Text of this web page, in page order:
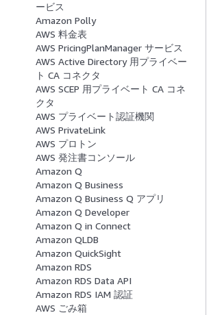
ービス
Amazon Polly
AWS 料金表
AWS PricingPlanManager サービス
AWS Active Directory 用プライベー
ト CA コネクタ
AWS SCEP 用プライベート CA コネ
クタ
AWS プライベート認証機関
AWS PrivateLink
AWS プロトン
AWS 発注書コンソール
Amazon Q
Amazon Q Business
Amazon Q Business Q アプリ
Amazon Q Developer
Amazon Q in Connect
Amazon QLDB
Amazon QuickSight
Amazon RDS
Amazon RDS Data API
Amazon RDS IAM 認証
AWS ごみ箱